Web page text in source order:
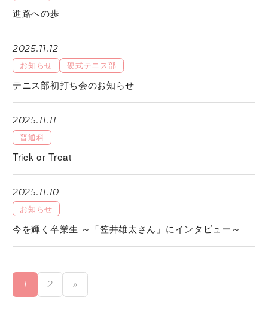
進路への歩
2025.11.12
お知らせ 硬式テニス部
テニス部初打ち会のお知らせ
2025.11.11
普通科
Trick or Treat
2025.11.10
お知らせ
今を輝く卒業生 ～「笠井雄太さん」にインタビュー～
1 2 »